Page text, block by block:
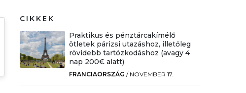
CIKKEK
Praktikus és pénztárcakímélő
ötletek párizsi utazáshoz, illetőleg
rövidebb tartózkodáshoz (avagy 4
nap 200€ alatt)
FRANCIAORSZÁG / NOVEMBER 17.